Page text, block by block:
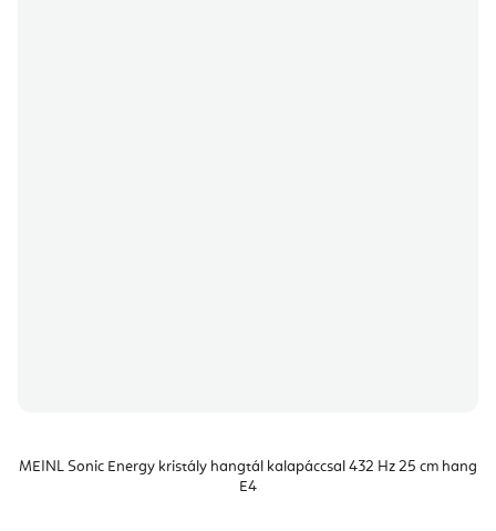
MEINL Sonic Energy kristály hangtál kalapáccsal 432 Hz 25 cm hang
E4